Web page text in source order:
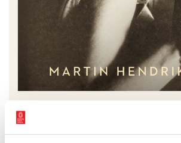
Op 16 februari was de feestelijke
geheim van Bols’, een boek met een